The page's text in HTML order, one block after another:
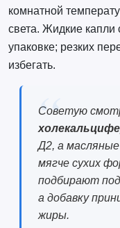
комнатной
света. Жидкие капли
упаковке; резких
избегать.
Советую
Д2, а
мягче сухих
подбирают под
а добавку
жиры.